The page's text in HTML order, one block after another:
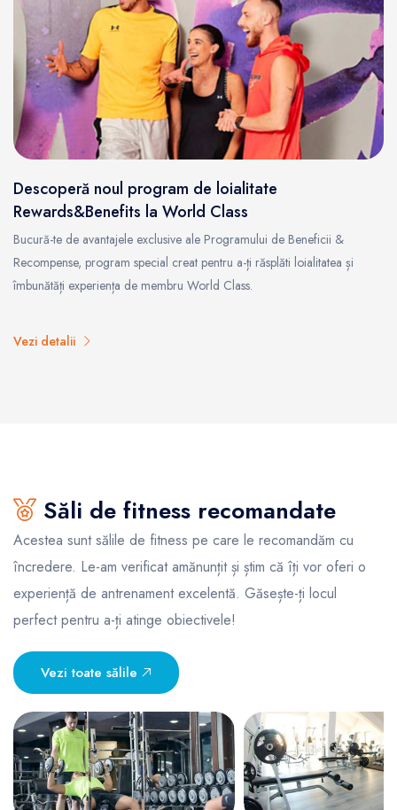
Descoperă noul program de loialitate
Rewards&Benefits la World Class
Bucură-te de avantajele exclusive ale Programului de Beneficii &
Recompense, program special creat pentru a-ți răsplăti loialitatea și
îmbunătăți experiența de membru World Class.
Vezi detalii
Săli de fitness recomandate
Acestea sunt sălile de fitness pe care le recomandăm cu
încredere. Le-am verificat amănunțit și știm că îți vor oferi o
experiență de antrenament excelentă. Găsește-ți locul
perfect pentru a-ți atinge obiectivele!
Vezi toate sălile